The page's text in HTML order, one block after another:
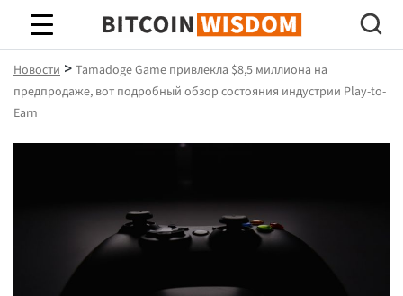
Биткойн Мудрость
Новости > Tamadoge Game привлекла $8,5 миллиона на
предпродаже, вот подробный обзор состояния индустрии Play-to-
Earn